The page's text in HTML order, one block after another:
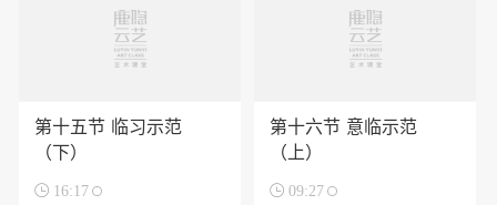
第十五节 临习示范
（下）
 16:17
第十六节 意临示范
（上）
 09:27